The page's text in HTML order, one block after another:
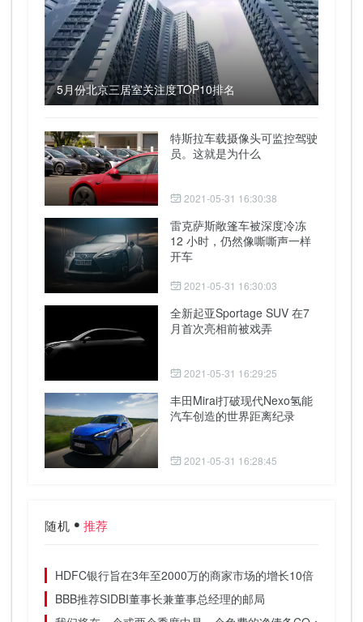
5月份北京三居室关注度TOP10排名
特斯拉车载摄像头可监控驾驶
员。这就是为什么
2021-05-31 16:30:38
雷克萨斯敞篷车被深度冷冻
12 小时，仍然像嘶嘶声一样
开车
2021-05-31 16:30:03
全新起亚Sportage SUV 在7
月首次亮相前被戏弄
2021-05-31 16:29:25
丰田Mirai打破现代Nexo氢能
汽车创造的世界距离纪录
2021-05-31 16:28:45
随机 推荐
HDFC银行旨在3年至2000万的商家市场的增长10倍
BBB推荐SIDBI董事长兼董事总经理的邮局